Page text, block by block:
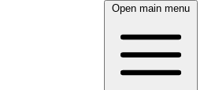
Open main menu